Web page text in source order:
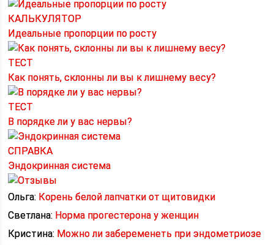
КАЛЬКУЛЯТОР
Идеальные пропорции по росту
ТЕСТ
Как понять, склонны ли вы к лишнему весу?
ТЕСТ
В порядке ли у вас нервы?
СПРАВКА
Эндокринная система
Ольга: Корень белой лапчатки от щитовидки
Светлана: Норма прогестерона у женщин
Кристина: Можно ли забеременеть при эндометриозе